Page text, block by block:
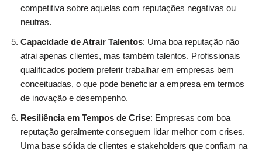
competitiva sobre aquelas com reputações negativas ou
neutras.
Capacidade de Atrair Talentos: Uma boa reputação não
atrai apenas clientes, mas também talentos. Profissionais
qualificados podem preferir trabalhar em empresas bem
conceituadas, o que pode beneficiar a empresa em termos
de inovação e desempenho.
Resiliência em Tempos de Crise: Empresas com boa
reputação geralmente conseguem lidar melhor com crises.
Uma base sólida de clientes e stakeholders que confiam na